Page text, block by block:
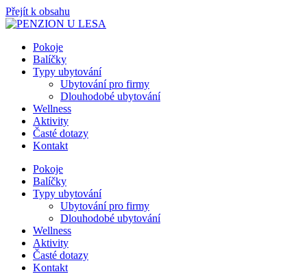
Přejít k obsahu
Pokoje
Balíčky
Typy ubytování
Ubytování pro firmy
Dlouhodobé ubytování
Wellness
Aktivity
Časté dotazy
Kontakt
Pokoje
Balíčky
Typy ubytování
Ubytování pro firmy
Dlouhodobé ubytování
Wellness
Aktivity
Časté dotazy
Kontakt